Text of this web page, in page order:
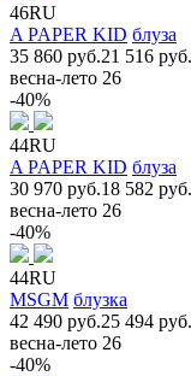
46RU
A PAPER KID блуза
35 860 руб.21 516 руб.
весна-лето 26
-40%
44RU
A PAPER KID блуза
30 970 руб.18 582 руб.
весна-лето 26
-40%
44RU
MSGM блузка
42 490 руб.25 494 руб.
весна-лето 26
-40%